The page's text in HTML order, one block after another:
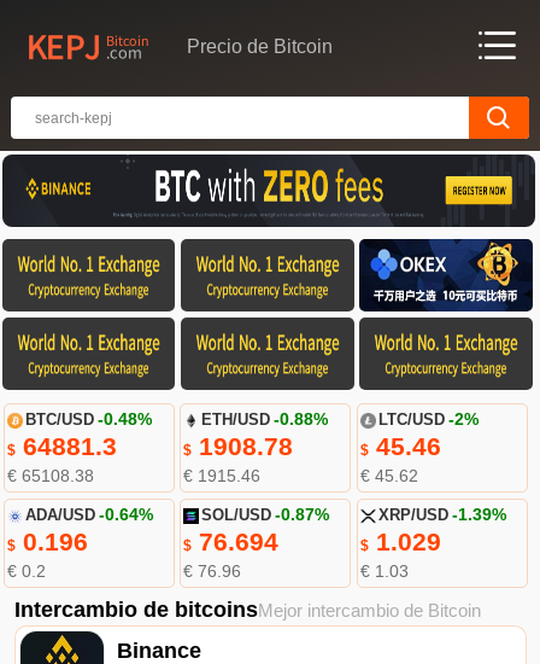
Precio de Bitcoin
BTC/USD -0.48%
$64881.3
€ 65108.38
ETH/USD -0.88%
$ 1908.78
€ 1915.46
LTC/USD -2%
$45.46
€ 45.62
ADA/USD -0.64%
$0.196
€ 0.2
SOL/USD -0.87%
$ 76.694
€ 76.96
XRP/USD -1.39%
$1.029
€ 1.03
Intercambio de bitcoinsMejor intercambio de Bitcoin
Binance